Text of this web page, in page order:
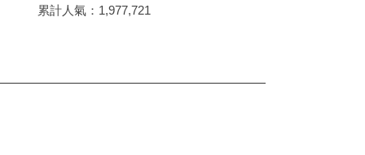
累計人氣： 1,977,721